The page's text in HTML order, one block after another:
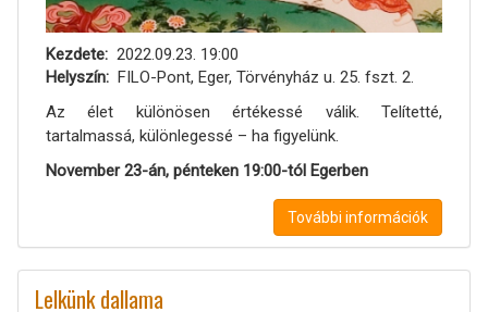
Kezdete
2022.09.23. 19:00
Helyszín
FILO-Pont, Eger, Törvényház u. 25. fszt. 2.
Az élet különösen értékessé válik. Telítetté,
tartalmassá, különlegessé – ha figyelünk.
November 23-án, pénteken 19:00-tól Egerben
További információk
Lelkünk dallama